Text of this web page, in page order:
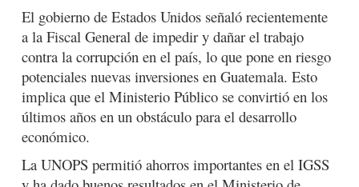
El gobierno de Estados Unidos señaló recientemente
a la Fiscal General de impedir y dañar el trabajo
contra la corrupción en el país, lo que pone en riesgo
potenciales nuevas inversiones en Guatemala. Esto
implica que el Ministerio Público se convirtió en los
últimos años en un obstáculo para el desarrollo
económico.
La UNOPS permitió ahorros importantes en el IGSS